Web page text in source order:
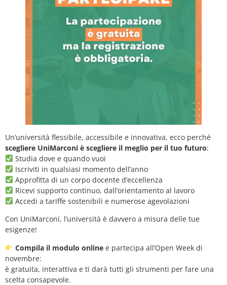
Un’università flessibile, accessibile e innovativa, ecco perché
scegliere UniMarconi è scegliere il meglio per il tuo futuro:
Studia dove e quando vuoi
Iscriviti in qualsiasi momento dell’anno
Approfitta di un corpo docente d’eccellenza
Ricevi supporto continuo, dall’orientamento al lavoro
Accedi a tariffe sostenibili e numerose agevolazioni
Con UniMarconi, l’università è davvero a misura delle tue
esigenze!
Compila il modulo onlinee partecipa all’Open Week di
novembre:
è gratuita, interattiva e ti darà tutti gli strumenti per fare una
scelta consapevole.